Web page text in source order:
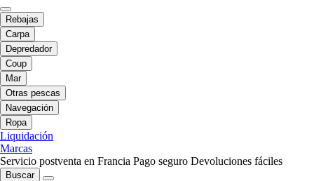
Rebajas
Carpa
Depredador
Coup
Mar
Otras pescas
Navegación
Ropa
Liquidación
Marcas
Servicio postventa en Francia Pago seguro Devoluciones fáciles
Buscar